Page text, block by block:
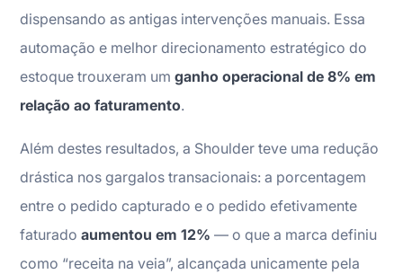
dispensando as antigas intervenções manuais. Essa
automação e melhor direcionamento estratégico do
estoque trouxeram um ganho operacional de 8% em
relação ao faturamento.
Além destes resultados, a Shoulder teve uma redução
drástica nos gargalos transacionais: a porcentagem
entre o pedido capturado e o pedido efetivamente
faturado aumentou em 12% — o que a marca definiu
como “receita na veia”, alcançada unicamente pela